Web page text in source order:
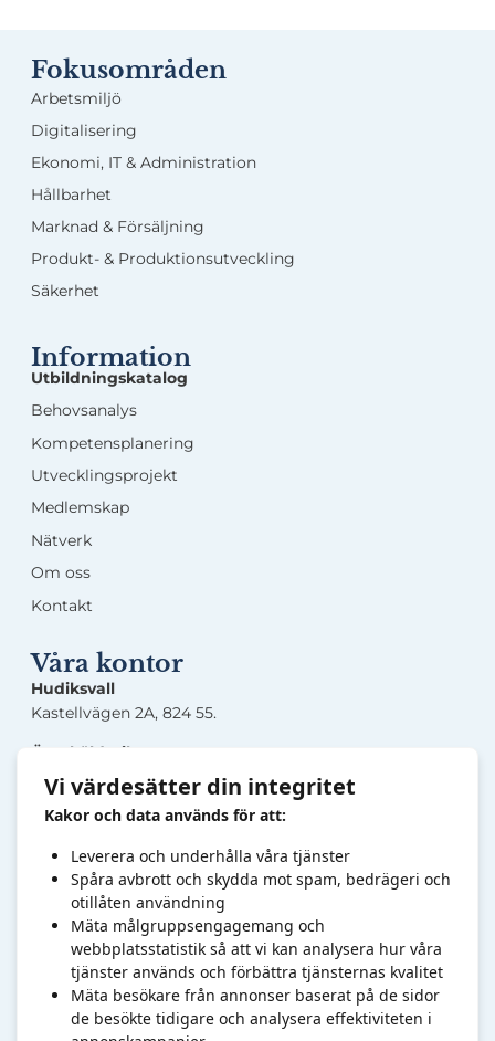
Fokusområden
Arbetsmiljö
Digitalisering
Ekonomi, IT & Administration
Hållbarhet
Marknad & Försäljning
Produkt- & Produktionsutveckling
Säkerhet
Information
Utbildningskatalog
Behovsanalys
Kompetensplanering
Utvecklingsprojekt
Medlemskap
Nätverk
Om oss
Kontakt
Våra kontor
Hudiksvall
Kastellvägen 2A, 824 55.
Örnsköldsvik
Lasarettsgatan 5, 891 33.
Sandviken
Högbovägen 45, 811 32.
Kontakt
10-6820878
info@foretagsutbildarna.se
Organisationsnr: 769606-7409.
Vi värdesätter din integritet
Kakor och data används för att:
Leverera och underhålla våra tjänster
Spåra avbrott och skydda mot spam, bedrägeri och
otillåten användning
Mäta målgruppsengagemang och
webbplatsstatistik så att vi kan analysera hur våra
tjänster används och förbättra tjänsternas kvalitet
Mäta besökare från annonser baserat på de sidor
de besökte tidigare och analysera effektiviteten i